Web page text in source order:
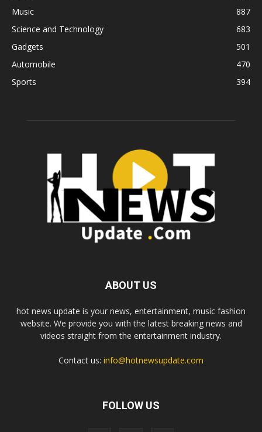
Music
887
Science and Technology
683
Gadgets
501
Automobile
470
Sports
394
ABOUT US
hot news update is your news, entertainment, music fashion
website. We provide you with the latest breaking news and
videos straight from the entertainment industry.
Contact us: info@hotnewsupdate.com
FOLLOW US